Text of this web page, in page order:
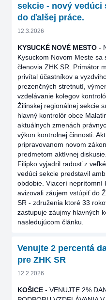
sekcie - nový vedúci
do ďalšej práce.
12.3.2026
KYSUCKÉ NOVÉ MESTO -
Kysuckom Novom Meste sa
členovia ZHK SR. Primátor
privítal účastníkov a
prezenčných stretnutí,
vzdelávanie kolegov
Žilinskej regionálnej sekcie
hlavný kontrolór obce
aktuálnych zmenách
výkon kontrolnej činnosti.
pripravovanom novom
predmetom aktívnej
Filipko vyjadril radosť z
vedúci sekcie predstavil
obdobie. Viacerí neprítomní
avizovali záujem vstúpiť do
SR - združenia ktoré 33
zastupuje záujmy hlavných
nasledujúcom článku.
Venujte 2 percentá
pre ZHK SR
12.2.2026
KOŠICE - VENUJTE 2%